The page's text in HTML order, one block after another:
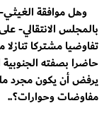
وهل موافقة
بالمجلس الانتقالي-
تفاوضيا مشتركا
حاضرا بصفته الجنوبية
يرفض أن يكون مجرد
مفاوضات وحوارات؟..